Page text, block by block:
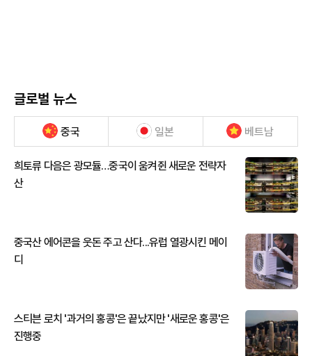
글로벌 뉴스
중국 일본 베트남
희토류 다음은 광모듈…중국이 움켜쥔 새로운 전략자
산
중국산 에어콘을 웃돈 주고 산다...유럽 열광시킨 메이
디
스티븐 로치 '과거의 홍콩'은 끝났지만 '새로운 홍콩'은
진행중